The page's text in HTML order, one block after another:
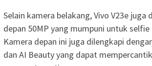
Selain kamera belakang, Vivo V23e juga
depan 50MP yang mumpuni untuk selfie
Kamera depan ini juga dilengkapi
dan AI Beauty yang dapat